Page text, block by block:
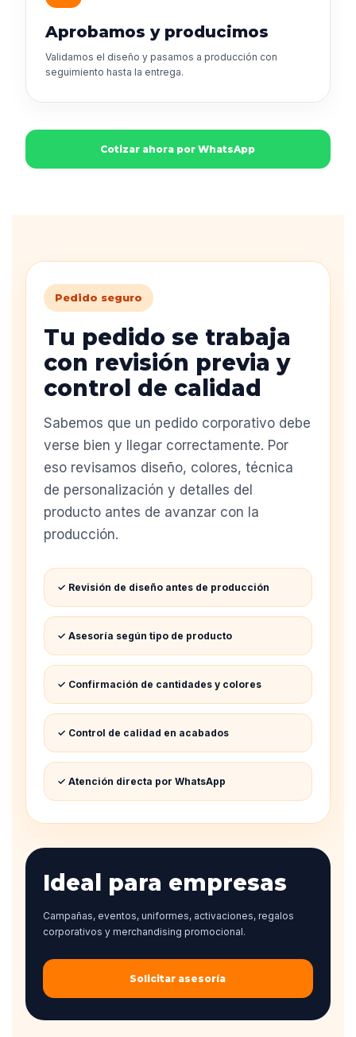
Aprobamos y producimos
Validamos el diseño y pasamos a producción con
seguimiento hasta la entrega.
Cotizar ahora por WhatsApp
Pedido seguro
Tu pedido se trabaja
con revisión previa y
control de calidad
Sabemos que un pedido corporativo debe
verse bien y llegar correctamente. Por
eso revisamos diseño, colores, técnica
de personalización y detalles del
producto antes de avanzar con la
producción.
✓ Revisión de diseño antes de producción
✓ Asesoría según tipo de producto
✓ Confirmación de cantidades y colores
✓ Control de calidad en acabados
✓ Atención directa por WhatsApp
Ideal para empresas
Campañas, eventos, uniformes, activaciones, regalos
corporativos y merchandising promocional.
Solicitar asesoría